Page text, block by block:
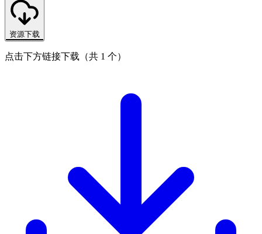
资源下载
点击下方链接下载（共 1 个）